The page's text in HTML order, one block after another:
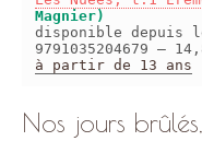
Magnier)
disponible depuis
9791035204679 –
à partir de 13 ans
Nos jours brûlés,